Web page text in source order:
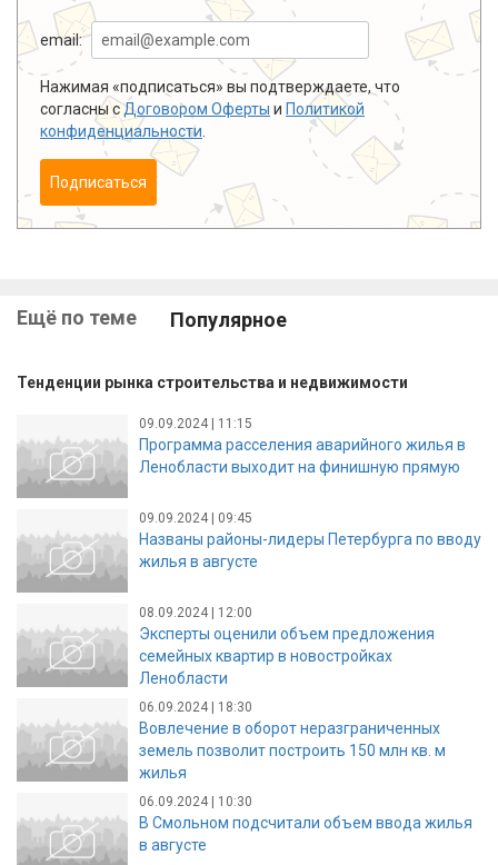
email:
Нажимая «подписаться» вы подтверждаете, что
согласны сДоговором Оферты и Политикой
конфиденциальности
Подписаться
Ещё по теме Популярное
Тенденции рынка строительства и недвижимости
09.09.2024 | 11:15
Программа расселения аварийного жилья в
Ленобласти выходит на финишную прямую
09.09.2024 | 09:45
Названы районы-лидеры Петербурга по вводу
жилья в августе
08.09.2024 | 12:00
Эксперты оценили объем предложения
семейных квартир в новостройках
Ленобласти
06.09.2024 | 18:30
Вовлечение в оборот неразграниченных
земель позволит построить 150 млн кв. м
жилья
06.09.2024 | 10:30
В Смольном подсчитали объем ввода жилья
в августе